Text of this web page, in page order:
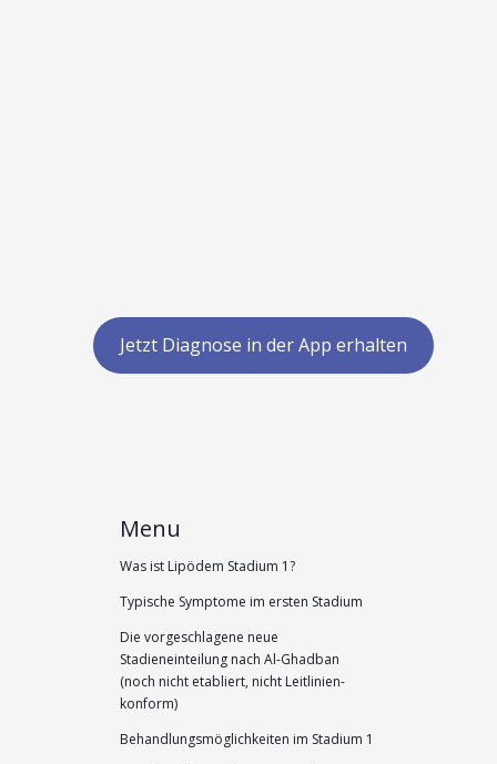
Jetzt Diagnose in der App erhalten
Menu
Was ist Lipödem Stadium 1?
Typische Symptome im ersten Stadium
Die vorgeschlagene neue
Stadieneinteilung nach Al-Ghadban
(noch nicht etabliert, nicht Leitlinien-
konform)
Behandlungsmöglichkeiten im Stadium 1